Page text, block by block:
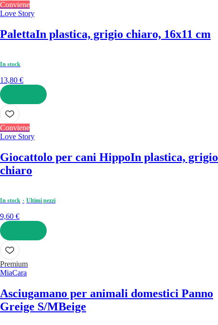
Conviene
Love Story
PalettaIn plastica, grigio chiaro, 16x11 cm
In stock
13,80 €
AGGIUNGI
Conviene
Love Story
Giocattolo per cani HippoIn plastica, grigio
chiaro
In stock Ultimi pezzi
9,60 €
AGGIUNGI
Premium
MiaCara
Asciugamano per animali domestici Panno
Greige S/MBeige